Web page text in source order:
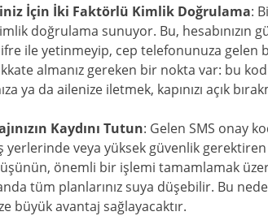
İçin İki Faktörlü Kimlik Doğrulama:
doğrulama sunuyor. Bu, hesabınızın
ile yetinmeyip, cep telefonunuza gelen
almanız gereken bir nokta var: bu
ya da ailenize iletmek, kapınızı açık
Kaydını Tutun: Gelen SMS onay
yerlerinde veya yüksek güvenlik
önemli bir işlemi tamamlamak
tüm planlarınız suya düşebilir. Bu
büyük avantaj sağlayacaktır.